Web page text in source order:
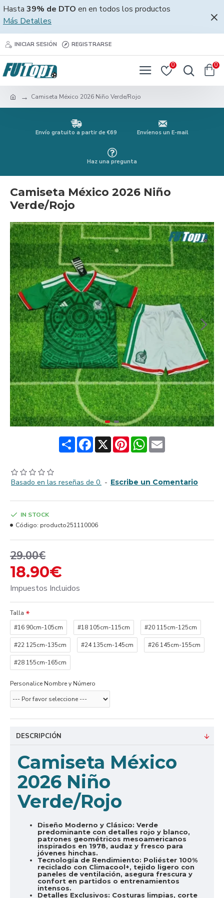
Hasta 39% de DTO en en todos los productos
Más Detalles
INICIAR SESIÓN REGISTRARSE
0 0
Camiseta México 2026 Niño Verde/Rojo
Envío gratuito a partir de €69 Envíenos un E-mail
Haz una pregunta
Camiseta México 2026 Niño
Verde/Rojo
ShareFacebook
X PinterestWhatsApp
Email
Basado en las reseñas de 0. - Escribe un Comentario
18.90€
29.00€
Impuestos Incluidos
IN STOCK
Código: producto251110006
Talla
#16 90cm-105cm
#18 105cm-115cm #20 115cm-125cm
#22 125cm-135cm #24 135cm-145cm #26 145cm-155cm
#28 155cm-165cm
Personalice Nombre y Número
DESCRIPCIÓN
Camiseta México
2026 Niño
Verde/Rojo
Diseño Moderno y Clásico: Verde
predominante con detalles rojo y blanco,
patrones geométricos mesoamericanos
inspirados en 1978, audaz y fresco para
jóvenes hinchas.
Tecnología de Rendimiento: Poliéster 100%
reciclado con Climacool+, tejido ligero con
paneles de ventilación, asegura frescura y
confort en partidos o entrenamientos
intensos.
Detalles Exclusivos: Costuras limpias, corte